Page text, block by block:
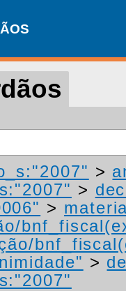
>
>
>
>